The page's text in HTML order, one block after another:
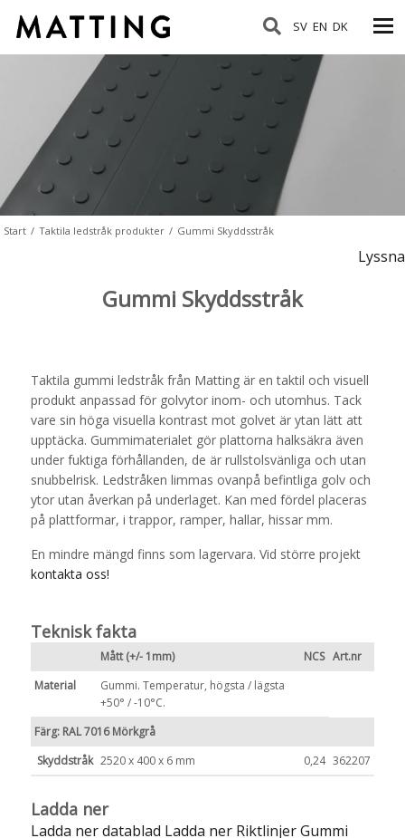
SV EN DK
Start / Taktila ledstråk produkter / Gummi Skyddsstråk
Lyssna
Gummi Skyddsstråk
Taktila gummi ledstråk från Matting är en taktil och visuell
produkt anpassad för golvytor inom- och utomhus. Tack
vare sin höga visuella kontrast mot golvet är ytan lätt att
upptäcka. Gummimaterialet gör plattorna halksäkra även
under fuktiga förhållanden, de är rullstolsvänliga och utan
snubbelrisk. Ledstråken limmas ovanpå befintliga golv och
ytor utan åverkan på underlaget. Kan med fördel placeras
på plattformar, i trappor, ramper, hallar, hissar mm.
En mindre mängd finns som lagervara. Vid större projekt
kontakta oss!
Teknisk fakta
Mått (+/- 1mm) NCS Art.nr
Material
Gummi. Temperatur, högsta / lägsta
+50° / -10°C.
Färg: RAL 7016 Mörkgrå
Skyddstråk 2520 x 400 x 6 mm 0,24 362207
Ladda ner
Ladda ner datablad Ladda ner Riktlinjer Gummi